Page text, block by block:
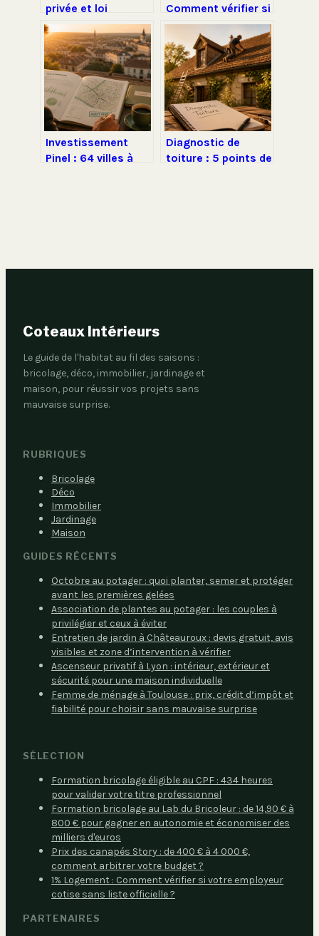
privée et loi
comment être
vraiment en règle
Comment vérifier si
votre employeur
cotise sans liste
officielle ?
Investissement
Pinel : 64 villes à
Diagnostic de
toiture : 5 points de
Coteaux Intérieurs
Le guide de l'habitat au fil des saisons :
bricolage, déco, immobilier, jardinage et
maison, pour réussir vos projets sans
mauvaise surprise.
RUBRIQUES
Bricolage
Déco
Immobilier
Jardinage
Maison
GUIDES RÉCENTS
Octobre au potager : quoi planter, semer et protéger
avant les premières gelées
Association de plantes au potager : les couples à
privilégier et ceux à éviter
Entretien de jardin à Châteauroux : devis gratuit, avis
visibles et zone d’intervention à vérifier
Ascenseur privatif à Lyon : intérieur, extérieur et
sécurité pour une maison individuelle
Femme de ménage à Toulouse : prix, crédit d’impôt et
fiabilité pour choisir sans mauvaise surprise
SÉLECTION
Formation bricolage éligible au CPF : 434 heures
pour valider votre titre professionnel
Formation bricolage au Lab du Bricoleur : de 14,90 € à
800 € pour gagner en autonomie et économiser des
milliers d'euros
Prix des canapés Story : de 400 € à 4 000 €,
comment arbitrer votre budget ?
1% Logement : Comment vérifier si votre employeur
cotise sans liste officielle ?
PARTENAIRES